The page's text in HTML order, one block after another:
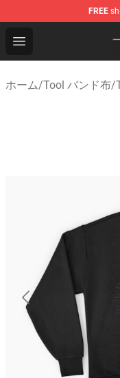
FREE
Open menu
Tool Store -
ホーム/Tool バンド布/